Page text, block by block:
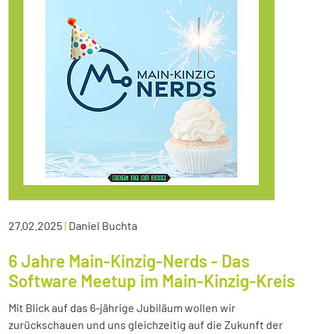
27.02.2025| Daniel Buchta
6 Jahre Main-Kinzig-Nerds - Das
Software Meetup im Main-Kinzig-Kreis
Mit Blick auf das 6-jährige Jubiläum wollen wir
zurückschauen und uns gleichzeitig auf die Zukunft der